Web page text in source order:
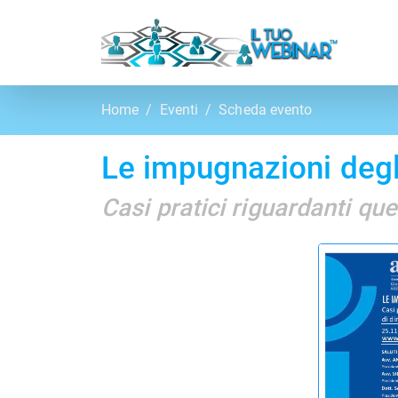
Home Eventi Scheda evento
Le impugnazioni
Casi pratici riguardanti